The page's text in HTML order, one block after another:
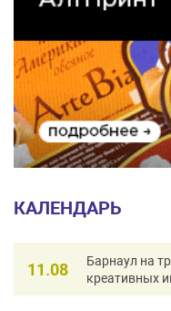
КАЛЕНДАРЬ
11.08
Барнаул на
креативных